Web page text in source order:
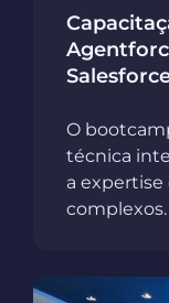
O
técnica
a
complexos.